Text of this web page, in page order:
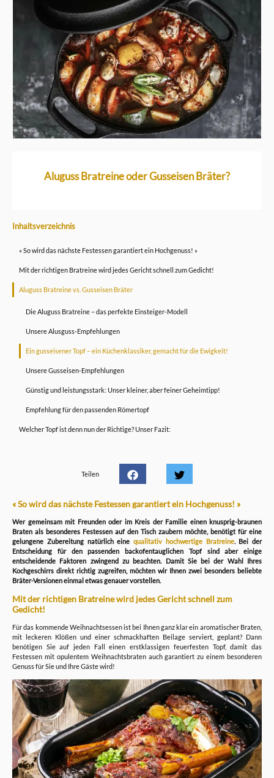
Aluguss Bratreine oder Gusseisen Bräter?
Inhaltsverzeichnis
« So wird das nächste Festessen garantiert ein Hochgenuss! »
Mit der richtigen Bratreine wird jedes Gericht schnell zum Gedicht!
Aluguss Bratreine vs. Gusseisen Bräter
Die Aluguss Bratreine – das perfekte Einsteiger-Modell
Unsere Alusguss-Empfehlungen
Ein gusseisener Topf – ein Küchenklassiker, gemacht für die Ewigkeit!
Unsere Gusseisen-Empfehlungen
Günstig und leistungsstark: Unser kleiner, aber feiner Geheimtipp!
Empfehlung für den passenden Römertopf
Welcher Topf ist denn nun der Richtige? Unser Fazit:
Teilen
« So wird das nächste Festessen garantiert ein Hochgenuss! »
Wer gemeinsam mit Freunden oder im Kreis der Familie einen knusprig-braunen
Braten als besonderes Festessen auf den Tisch zaubern möchte, benötigt für eine
gelungene Zubereitung natürlich eine qualitativ hochwertige Bratreine. Bei der
Entscheidung für den passenden backofentauglichen Topf sind aber einige
entscheidende Faktoren zwingend zu beachten. Damit Sie bei der Wahl Ihres
Kochgeschirrs direkt richtig zugreifen, möchten wir Ihnen zwei besonders beliebte
Bräter-Versionen einmal etwas genauer vorstellen.
Mit der richtigen Bratreine wird jedes Gericht schnell zum
Gedicht!
Für das kommende Weihnachtsessen ist bei Ihnen ganz klar ein aromatischer Braten,
mit leckeren Klößen und einer schmackhaften Beilage serviert, geplant? Dann
benötigen Sie auf jeden Fall einen erstklassigen feuerfesten Topf, damit das
Festessen mit opulentem Weihnachtsbraten auch garantiert zu einem besonderen
Genuss für Sie und Ihre Gäste wird!